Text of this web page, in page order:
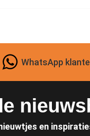
WhatsApp
en